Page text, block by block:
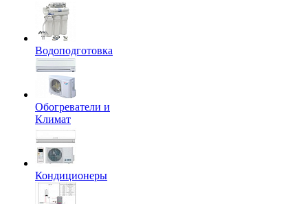
Водоподготовка
Обогреватели и
Климат
Кондиционеры